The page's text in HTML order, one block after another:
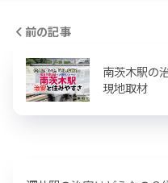
前の記事
南茨木駅の
現地取材